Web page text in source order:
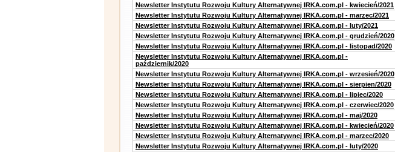
Newsletter Instytutu Rozwoju Kultury Alternatywnej IRKA.com.pl - kwiecień/2021
Newsletter Instytutu Rozwoju Kultury Alternatywnej IRKA.com.pl - marzec/2021
Newsletter Instytutu Rozwoju Kultury Alternatywnej IRKA.com.pl - luty/2021
Newsletter Instytutu Rozwoju Kultury Alternatywnej IRKA.com.pl - grudzień/2020
Newsletter Instytutu Rozwoju Kultury Alternatywnej IRKA.com.pl - listopad/2020
Newsletter Instytutu Rozwoju Kultury Alternatywnej IRKA.com.pl -
październik/2020
Newsletter Instytutu Rozwoju Kultury Alternatywnej IRKA.com.pl - wrzesień/2020
Newsletter Instytutu Rozwoju Kultury Alternatywnej IRKA.com.pl - sierpien/2020
Newsletter Instytutu Rozwoju Kultury Alternatywnej IRKA.com.pl - lipiec/2020
Newsletter Instytutu Rozwoju Kultury Alternatywnej IRKA.com.pl - czerwiec/2020
Newsletter Instytutu Rozwoju Kultury Alternatywnej IRKA.com.pl - maj/2020
Newsletter Instytutu Rozwoju Kultury Alternatywnej IRKA.com.pl - kwiecień/2020
Newsletter Instytutu Rozwoju Kultury Alternatywnej IRKA.com.pl - marzec/2020
Newsletter Instytutu Rozwoju Kultury Alternatywnej IRKA.com.pl - luty/2020